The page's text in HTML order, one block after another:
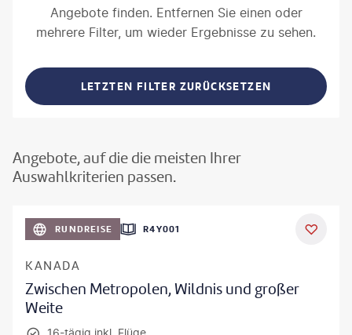
Angebote finden. Entfernen Sie einen oder
mehrere Filter, um wieder Ergebnisse zu sehen.
LETZTEN FILTER ZURÜCKSETZEN
Angebote, auf die die meisten Ihrer
Auswahlkriterien passen.
RUNDREISE R4Y001
KANADA
Zwischen Metropolen, Wildnis und großer
Weite
16-tägig inkl. Flüge